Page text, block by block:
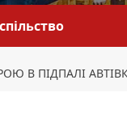
В ПІДПАЛІ